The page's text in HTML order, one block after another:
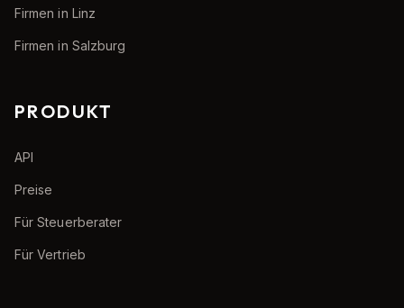
Firmen in Linz
Firmen in Salzburg
PRODUKT
API
Preise
Für Steuerberater
Für Vertrieb